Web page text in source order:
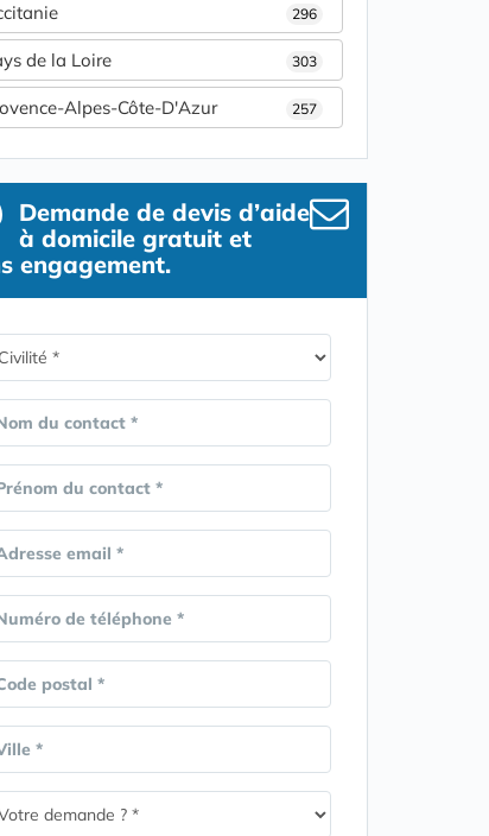
296
de la Loire 303
Alpes-Côte-D'Azur 257
Demande de devis d’aide
à domicile gratuit et
engagement.
du contact *
du contact *
email *
de téléphone *
postal *
*